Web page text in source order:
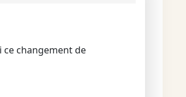
changement de